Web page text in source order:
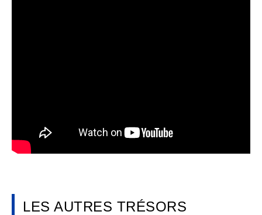
LES AUTRES TRÉSORS